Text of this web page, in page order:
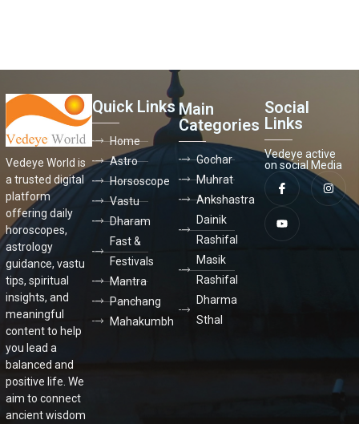
Vedeye World is
a trusted digital
platform
offering daily
horoscopes,
astrology
guidance, vastu
tips, spiritual
insights, and
meaningful
content to help
you lead a
balanced and
positive life. We
aim to connect
ancient wisdom
Quick Links
Home
Astro
Horsoscope
Vastu
Dharam
Fast &
Festivals
Mantra
Panchang
Mahakumbh
Main
Categories
Gochar
Muhrat
Ankshastra
Dainik
Rashifal
Masik
Rashifal
Dharma
Sthal
Social
Links
Vedeye active
on social Media